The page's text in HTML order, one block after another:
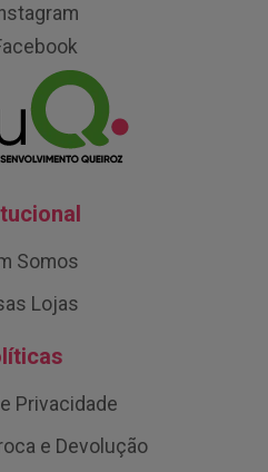
Somos
Lojas
Privacidade
e Devolução